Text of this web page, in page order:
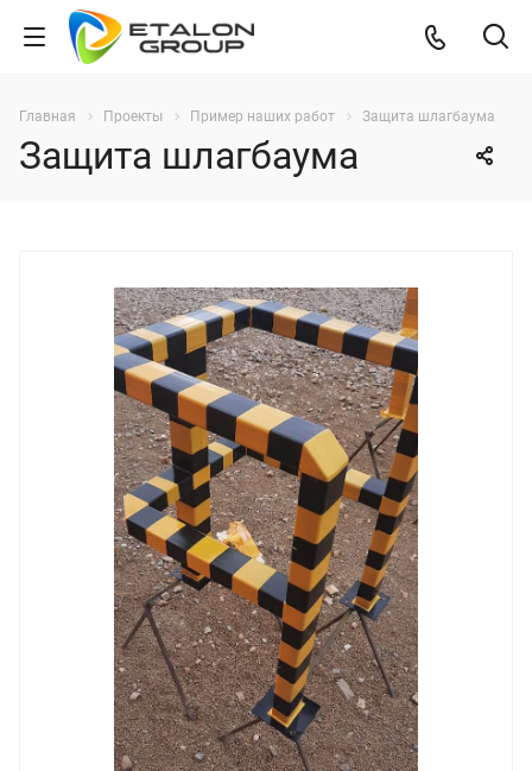
Главная Проекты Пример наших работ Защита шлагбаума
Защита шлагбаума